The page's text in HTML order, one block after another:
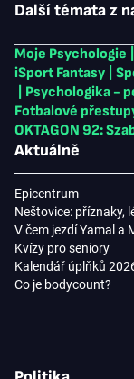
Další témata z
Moje Psychologie
iSport Fantasy
Psychologika -
Fotbalové
OKTAGON 92:
Aktuálně
Epicentrum
Neštovice: příznaky,
V čem jezdí Yamal a
Kvízy pro seniory
Kalendář úplňků
Co je bodycount?